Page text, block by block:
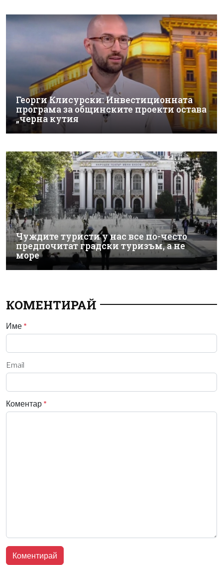
Георги Клисурски: Инвестиционната
програма за общинските проекти остава
„черна кутия
Чуждите туристи у нас все по-често
предпочитат градски туризъм, а не
море
КОМЕНТИРАЙ
Име *
Email
Коментар *